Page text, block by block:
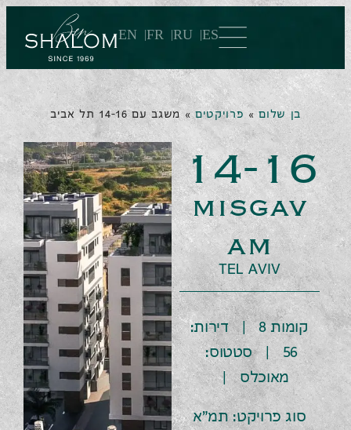
ES
RU
FR
EN
בן שלום» פרויקטים»משגב עם 14-16 תל אביב
14-16
misgav
am
TEL AVIV
קומות 8 | דירות:
56 | סטטוס:
מאוכלס |
סוג פרויקט: תמ"א